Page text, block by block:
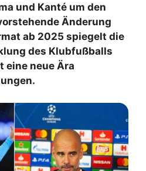
und Kanté um den
Änderung
ab 2025 spiegelt die
des Klubfußballs
eine neue Ära